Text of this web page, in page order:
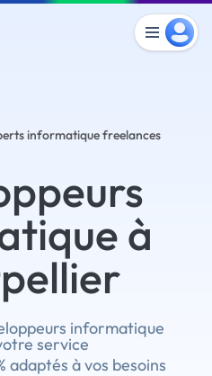
informatique freelances
à
informatique
service
adaptés à vos besoins